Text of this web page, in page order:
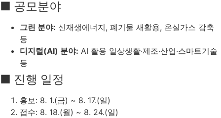
■ 공모분야
그린 분야: 신재생에너지, 폐기물 새활용, 온실가스 감축
등
디지털(AI) 분야: AI 활용 일상생활·제조·산업·스마트기술
등
■ 진행 일정
홍보: 8. 1.(금) ~ 8. 17.(일)
접수: 8. 18.(월) ~ 8. 24.(일)